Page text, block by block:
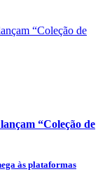
“Coleção de
às plataformas